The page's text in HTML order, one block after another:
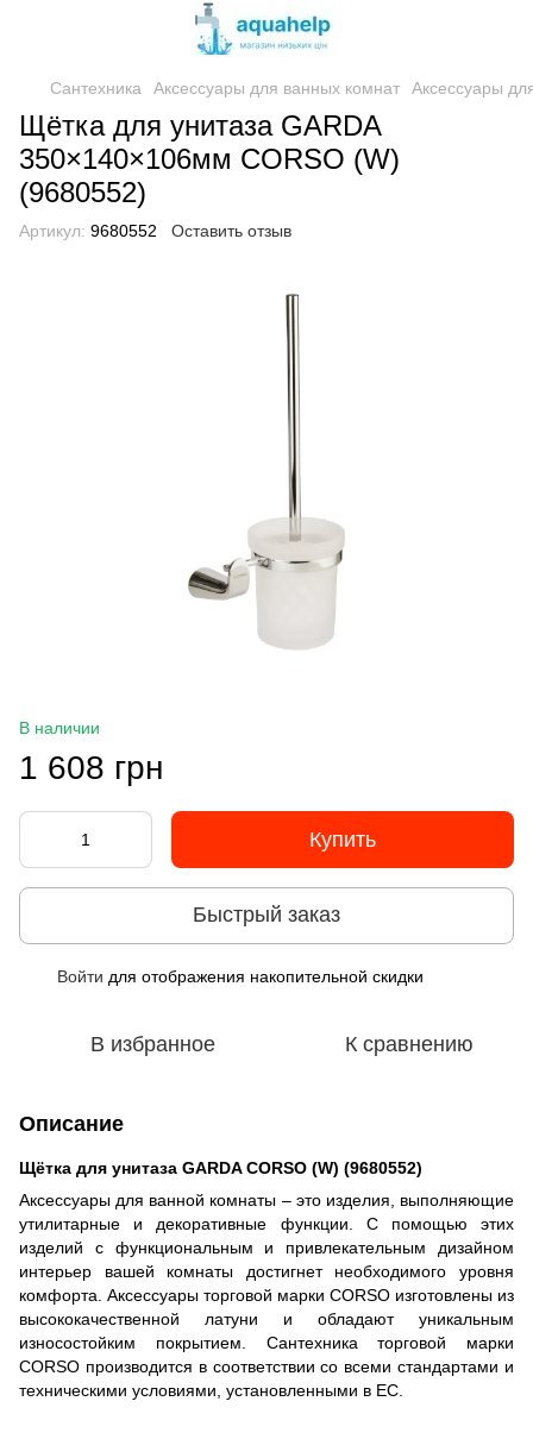
Сантехника Аксессуары для ванных комнат Аксессуары
Щётка для унитаза GARDA
350×140×106мм CORSO (W)
(9680552)
Артикул: 9680552 Оставить отзыв
В наличии
1 608 грн
Купить
Быстрый заказ
Войти для отображения накопительной скидки
В избранное К сравнению
Описание
Щётка для унитаза GARDA CORSO (W) (9680552)
Аксессуары для ванной комнаты – это изделия, выполняющие
утилитарные и декоративные функции. С помощью этих
изделий с функциональным и привлекательным дизайном
интерьер вашей комнаты достигнет необходимого уровня
комфорта. Аксессуары торговой марки CORSO изготовлены из
высококачественной латуни и обладают уникальным
износостойким покрытием. Сантехника торговой марки
CORSO производится в соответствии со всеми стандартами и
техническими условиями, установленными в ЕС.